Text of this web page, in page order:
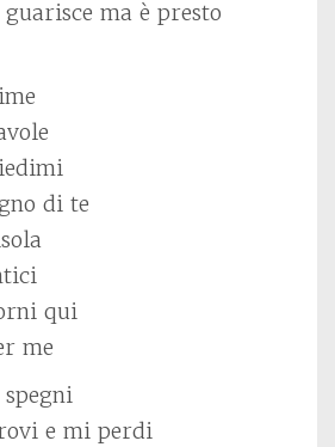
ma è presto
di te
qui
me
e mi perdi